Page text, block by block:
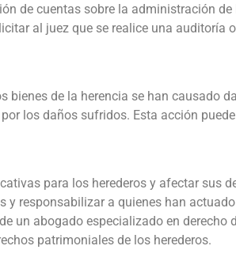
de cuentas sobre la administración de
al juez que se realice una auditoría
de la herencia se han causado
los daños sufridos. Esta acción
para los herederos y afectar sus
y responsabilizar a quienes han
un abogado especializado en derecho
patrimoniales de los herederos.